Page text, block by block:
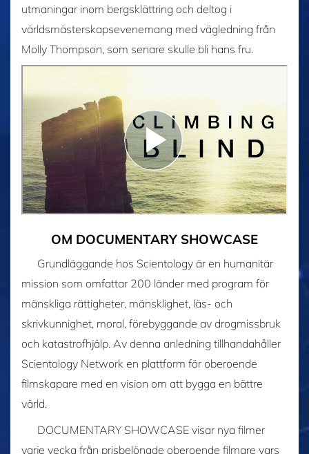
utmaningar inom bergsklättring och deltog i
världsmästerskaps­evenemang med vägledning från
Molly Thompson, som senare skulle bli hans fru.
OM DOCUMENTARY SHOWCASE
Grundläggande hos Scientology är en humanitär
mission som omfattar 200 länder med program för
mänskliga rättigheter, mänsklighet, läs- och
skrivkunnighet, moral, förebyggande av drogmissbruk
och katastrofhjälp. Av denna anledning tillhandahåller
Scientology Network en plattform för oberoende
filmskapare med en vision om att bygga en bättre
värld.
DOCUMENTARY SHOWCASE visar nya filmer
varje vecka från prisbelönade oberoende filmare vars